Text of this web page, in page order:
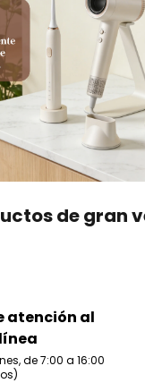
de gran
atención al
de 7:00 a 16:00